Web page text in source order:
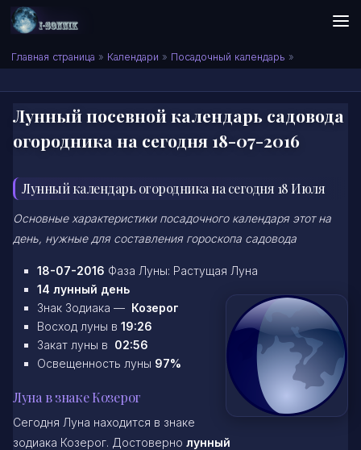
Skip to content
Сонник I-SONNIK.COM
Главная страница » Календари » Посадочный календарь »
Лунный посевной календарь садовода
огородника на сегодня 18-07-2016
Лунный календарь огородника на сегодня 18 Июля
Основные характеристики посадочного календаря этот на
день, нужные для составления гороскопа садовода
18-07-2016 Фаза Луны: Растущая Луна
14 лунный день
Знак Зодиака — Козерог
Восход луны в 19:26
Закат луны в 02:56
Освещенность луны 97%
Луна в знаке Козерог
Сегодня Луна находится в знаке
зодиака Козерог. Достоверно лунный